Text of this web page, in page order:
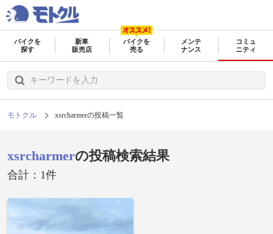
バイクを
探す
新車
販売店
バイクを
売る
メンテ
ナンス
コミュ
ニティ
モトクル xsrcharmerの投稿一覧
xsrcharmerの投稿検索結果
合計：1件